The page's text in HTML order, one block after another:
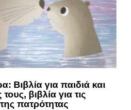
Βιβλία για παιδιά και
βιβλία για τις
πατρότητας